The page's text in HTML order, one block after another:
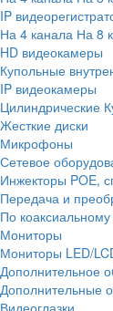
IP
На 4 канала На 8
HD видеокамеры
Купольные
IP видеокамеры
Цилиндрические
Жесткие диски
Микрофоны
Сетевое
Инжекторы POE,
Передача и
По
Мониторы
Мониторы LED/
Дополнительное
Дополнительные